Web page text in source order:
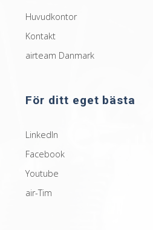
Huvudkontor
Kontakt
airteam Danmark
För ditt eget bästa
LinkedIn
Facebook
Youtube
air-Tim